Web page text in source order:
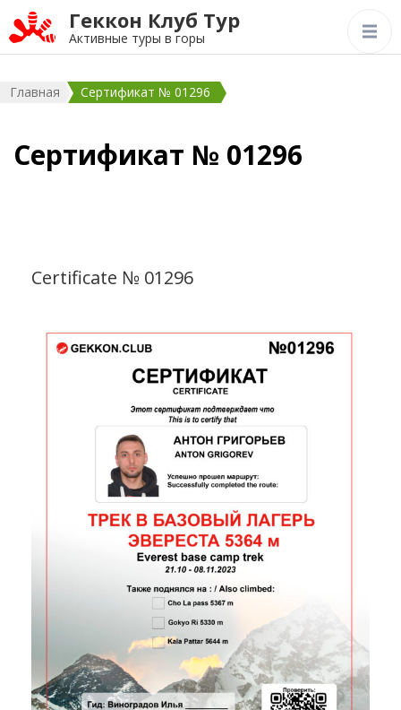
Геккон Клуб Тур
Активные туры в горы
Главная Сертификат № 01296
Сертификат № 01296
Certificate № 01296